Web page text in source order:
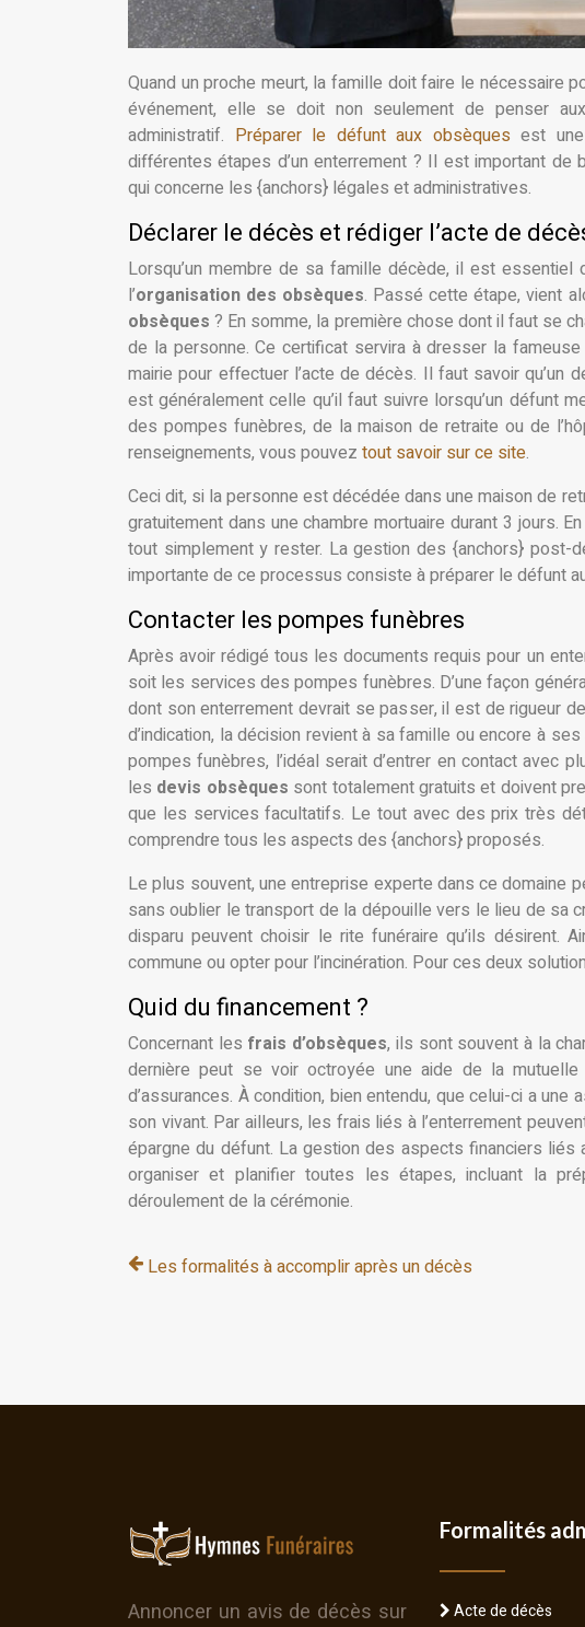
Quand un proche meurt, la famille doit faire le nécessaire
événement, elle se doit non seulement de penser
administratif. Préparer le défunt aux obsèques est
différentes étapes d’un enterrement ? Il est important
qui concerne les {anchors} légales et administratives.
Déclarer le décès et rédiger l’acte de
Lorsqu’un membre de sa famille décède, il est
l’organisation des obsèques. Passé cette étape, vient
obsèques ? En somme, la première chose dont il faut se
de la personne. Ce certificat servira à dresser la
mairie pour effectuer l’acte de décès. Il faut savoir
est généralement celle qu’il faut suivre lorsqu’un défunt
des pompes funèbres, de la maison de retraite ou de
renseignements, vous pouvez tout savoir sur ce site.
Ceci dit, si la personne est décédée dans une maison de
gratuitement dans une chambre mortuaire durant 3 jours.
tout simplement y rester. La gestion des {anchors}
importante de ce processus consiste à préparer le défunt
Contacter les pompes funèbres
Après avoir rédigé tous les documents requis pour un
soit les services des pompes funèbres. D’une façon
dont son enterrement devrait se passer, il est de rigueur
d’indication, la décision revient à sa famille ou encore à
pompes funèbres, l’idéal serait d’entrer en contact avec
les devis obsèques sont totalement gratuits et doivent
que les services facultatifs. Le tout avec des prix très
comprendre tous les aspects des {anchors} proposés.
Le plus souvent, une entreprise experte dans ce domaine
sans oublier le transport de la dépouille vers le lieu de sa
disparu peuvent choisir le rite funéraire qu’ils désirent.
commune ou opter pour l’incinération. Pour ces deux
Quid du financement ?
Concernant les frais d’obsèques, ils sont souvent à la
dernière peut se voir octroyée une aide de la
d’assurances. À condition, bien entendu, que celui-ci a
son vivant. Par ailleurs, les frais liés à l’enterrement
épargne du défunt. La gestion des aspects financiers
organiser et planifier toutes les étapes, incluant la
déroulement de la cérémonie.
Les formalités à accomplir après un décès
Annoncer un avis de décès sur
Formalités
Acte de décès